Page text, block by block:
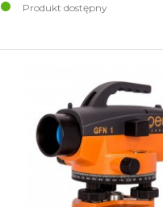
Produkt dostępny